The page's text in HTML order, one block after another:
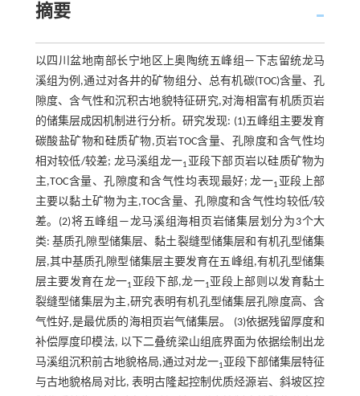
摘要
以四川盆地南部长宁地区上奥陶统五峰组—下志留统龙马
溪组为例,通过对各井的矿物组分、总有机碳(TOC)含量、孔
隙度、含气性和沉积古地貌特征研究,对海相富有机质页岩
的储集层成因机制进行分析。研究发现: (1)五峰组主要发育
碳酸盐矿物和硅质矿物,页岩TOC含量、孔隙度和含气性均
相对较低/较差; 龙马溪组龙一1亚段下部页岩以硅质矿物为
主,TOC含量、孔隙度和含气性均表现最好; 龙一1亚段上部
主要以黏土矿物为主,TOC含量、孔隙度和含气性均较低/较
差。(2)将五峰组—龙马溪组海相页岩储集层划分为3个大
类: 基质孔隙型储集层、黏土裂缝型储集层和有机孔型储集
层,其中基质孔隙型储集层主要发育在五峰组,有机孔型储集
层主要发育在龙一1亚段下部,龙一1亚段上部则以发育黏土
裂缝型储集层为主,研究表明有机孔型储集层孔隙度高、含
气性好,是最优质的海相页岩气储集层。 (3)依据残留厚度和
补偿厚度印模法, 以下二叠统梁山组底界面为依据绘制出龙
马溪组沉积前古地貌格局,通过对龙一1亚段下部储集层特征
与古地貌格局对比, 表明古隆起控制优质烃源岩、斜坡区控